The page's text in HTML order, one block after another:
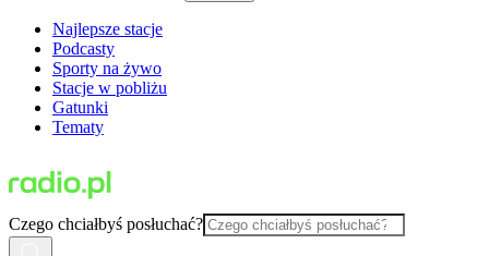
Najlepsze stacje
Podcasty
Sporty na żywo
Stacje w pobliżu
Gatunki
Tematy
Czego chciałbyś posłuchać?